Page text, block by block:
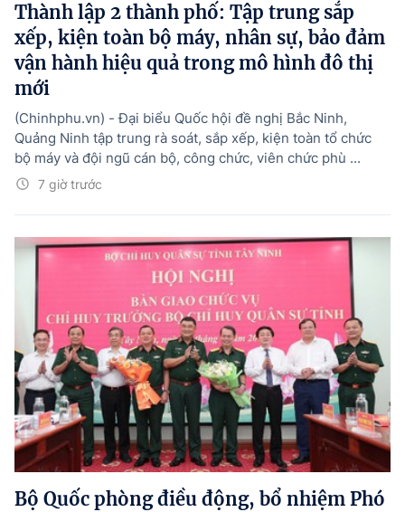
Thành lập 2 thành phố: Tập trung sắp
xếp, kiện toàn bộ máy, nhân sự, bảo đảm
vận hành hiệu quả trong mô hình đô thị
mới
7 giờ trước
(Chinhphu.vn) - Đại biểu Quốc hội đề nghị Bắc Ninh,
Quảng Ninh tập trung rà soát, sắp xếp, kiện toàn tổ chức
bộ máy và đội ngũ cán bộ, công chức, viên chức phù ...
Bộ Quốc phòng điều động, bổ nhiệm Phó